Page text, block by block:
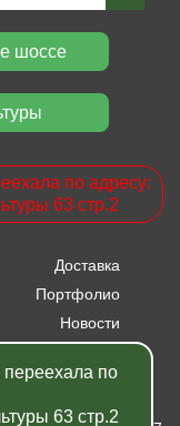
шоссе
по адресу:
63 стр.2
Доставка
Портфолио
Новости
по
63 стр.2